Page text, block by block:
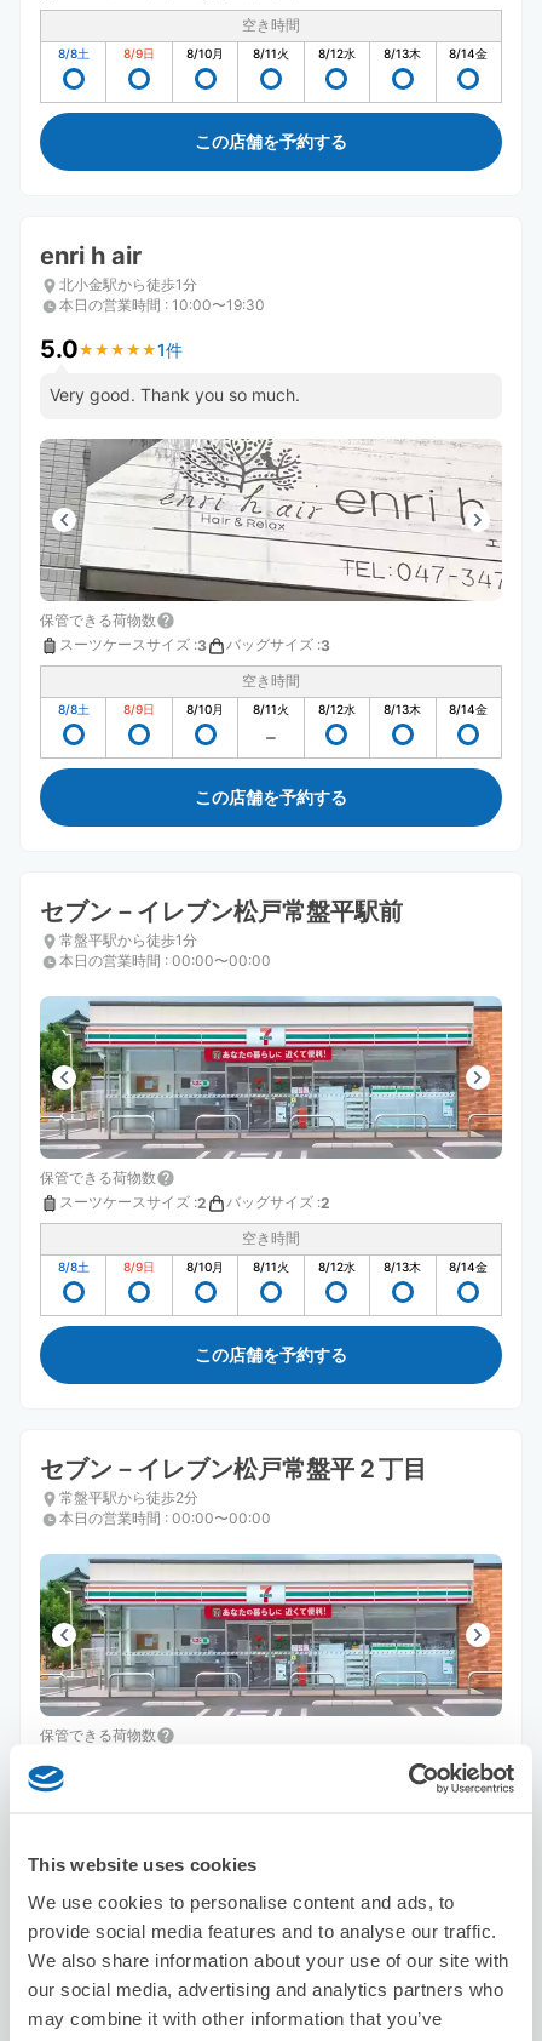
This website uses cookies
We use cookies to personalise content and ads, to
provide social media features and to analyse our traffic.
We also share information about your use of our site with
our social media, advertising and analytics partners who
may combine it with other information that you’ve
空き時間
8/8土 8/9日 8/10月 8/11火 8/12水 8/13木 8/14金
この店舗を予約する
enri h air
北小金駅から徒歩1分
本日の営業時間 : 10:00〜19:30
5.0★ ★ ★ ★ ★
★ ★ ★ ★ ★1件
Very good. Thank you so much.
保管できる荷物数
スーツケースサイズ :3 バッグサイズ :3
空き時間
8/8土 8/9日 8/10月 8/11火 8/12水 8/13木 8/14金
この店舗を予約する
セブン－イレブン松戸常盤平駅前
常盤平駅から徒歩1分
本日の営業時間 : 00:00〜00:00
保管できる荷物数
スーツケースサイズ :2 バッグサイズ :2
空き時間
8/8土 8/9日 8/10月 8/11火 8/12水 8/13木 8/14金
この店舗を予約する
セブン－イレブン松戸常盤平２丁目
常盤平駅から徒歩2分
本日の営業時間 : 00:00〜00:00
保管できる荷物数
この店舗を予約する
セブン－イレブン松戸駅東口